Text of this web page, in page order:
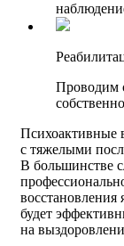
Проводим
Психоактивные
с тяжелыми
В большинстве
восстановления
будет
на